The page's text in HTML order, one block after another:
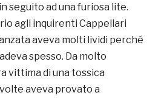
seguito ad una furiosa lite.
agli inquirenti Cappellari
aveva molti lividi perché
spesso. Da molto
vittima di una tossica
aveva provato a